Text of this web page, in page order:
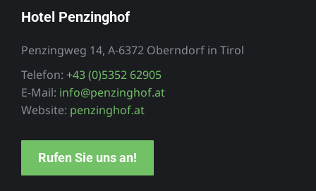
Hotel Penzinghof
Penzingweg 14, A-6372 Oberndorf in Tirol
Telefon: +43 (0)5352 62905
E-Mail: info@penzinghof.at
Website: penzinghof.at
Rufen Sie uns an!